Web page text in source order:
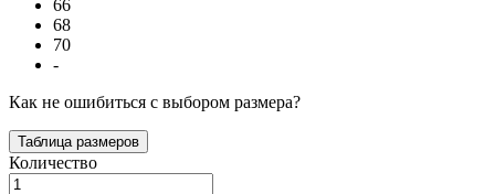
66
68
70
-
Как не ошибиться с выбором размера?
Таблица размеров
Количество